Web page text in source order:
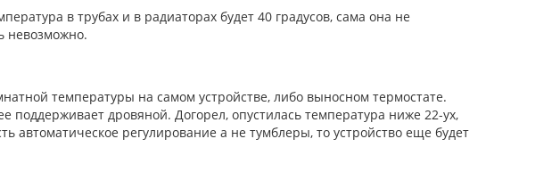
в трубах и в радиаторах будет 40 градусов, сама она не
невозможно.
температуры на самом устройстве, либо выносном термостате.
поддерживает дровяной. Догорел, опустилась температура ниже 22-ух,
автоматическое регулирование а не тумблеры, то устройство еще будет